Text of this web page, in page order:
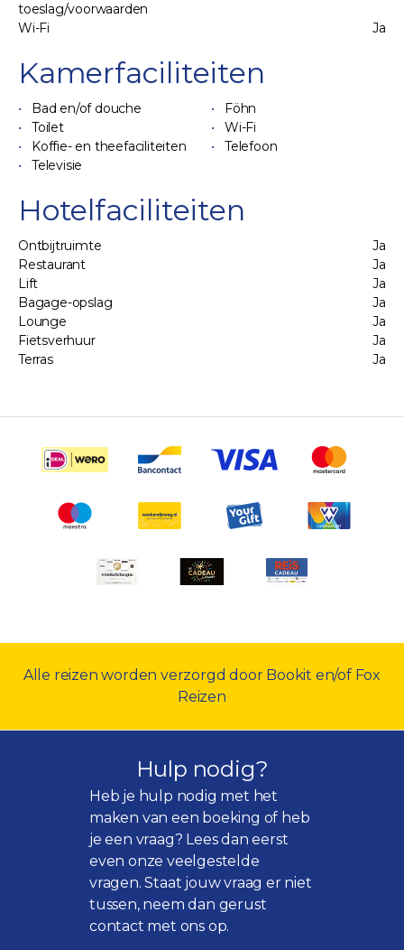
toeslag/voorwaarden
Wi-Fi Ja
Kamerfaciliteiten
Bad en/of douche
Föhn
Toilet
Wi-Fi
Koffie- en theefaciliteiten
Telefoon
Televisie
Hotelfaciliteiten
Ontbijtruimte
Ja
Restaurant
Ja
Lift
Ja
Bagage-opslag
Ja
Lounge
Ja
Fietsverhuur
Ja
Terras
Ja
Alle reizen worden verzorgd door Bookit en/of Fox
Reizen
Hulp nodig?
Heb je hulp nodig met het
maken van een boeking of heb
je een vraag? Lees dan eerst
even onzeveelgestelde
vragen. Staat jouw vraag er niet
tussen, neem dan gerust
contact met ons op.